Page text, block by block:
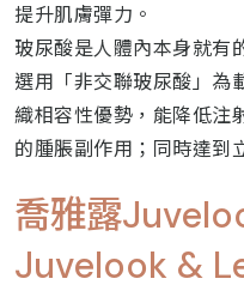
提升肌膚彈力。
玻尿酸是人體內本身就有
選用「非交聯玻尿酸」為
織相容性優勢，能降低注
的腫脹副作用；同時達到
喬雅露
Juvelook &